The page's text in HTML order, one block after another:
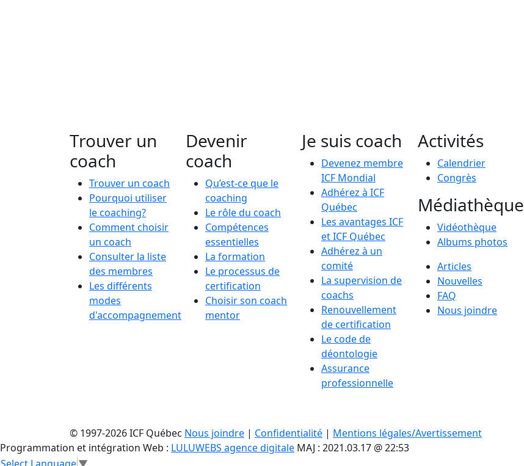
Trouver un
coach
Trouver un coach
Pourquoi utiliser
le coaching?
Comment choisir
un coach
Consulter la liste
des membres
Les différents
modes
d'accompagnement
Devenir
coach
Qu’est-ce que le
coaching
Le rôle du coach
Compétences
essentielles
La formation
Le processus de
certification
Choisir son coach
mentor
Je suis coach
Devenez membre
ICF Mondial
Adhérez à ICF
Québec
Les avantages ICF
et ICF Québec
Adhérez à un
comité
La supervision de
coachs
Renouvellement
de certification
Le code de
déontologie
Assurance
professionnelle
Activités
Calendrier
Congrès
Médiathèque
Vidéothèque
Albums photos
Articles
Nouvelles
FAQ
Nous joindre
© 1997-2026 ICF Québec Nous joindre | Confidentialité | Mentions légales/Avertissement
Programmation et intégration Web : LULUWEBS agence digitale MAJ : 2021.03.17 @ 22:53